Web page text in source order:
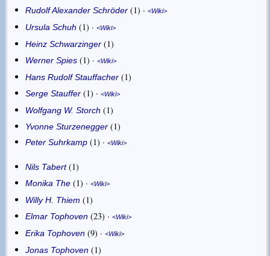
Rudolf Alexander Schröder 1 · Wiki
Ursula Schuh 1 · Wiki
Heinz Schwarzinger 1
Werner Spies 1 · Wiki
Hans Rudolf Stauffacher 1
Serge Stauffer 1 · Wiki
Wolfgang W. Storch 1
Yvonne Sturzenegger 1
Peter Suhrkamp 1 · Wiki
Nils Tabert 1
Monika The 1 · Wiki
Willy H. Thiem 1
Elmar Tophoven 23 · Wiki
Erika Tophoven 9 · Wiki
Jonas Tophoven 1